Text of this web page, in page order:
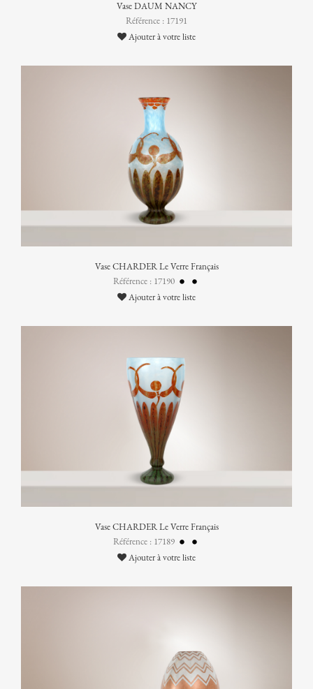
Vase DAUM NANCY
Référence : 17191
Ajouter à votre liste
Vase CHARDER Le Verre Français
Référence : 17190
Ajouter à votre liste
Vase CHARDER Le Verre Français
Référence : 17189
Ajouter à votre liste